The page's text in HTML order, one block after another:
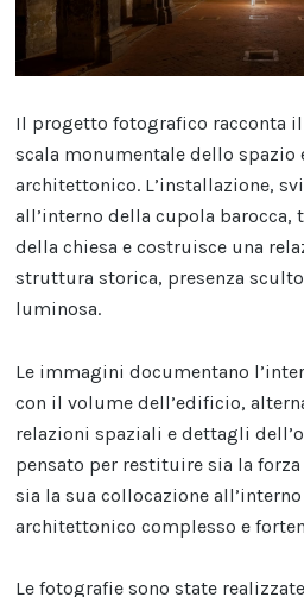
Il progetto fotografico racconta
scala monumentale dello spazio
architettonico. L’installazione,
all’interno della cupola barocca,
della chiesa e costruisce una
struttura storica, presenza
luminosa.
Le immagini documentano
con il volume dell’edificio,
relazioni spaziali e dettagli
pensato per restituire sia la
sia la sua collocazione
architettonico complesso e
Le fotografie sono state